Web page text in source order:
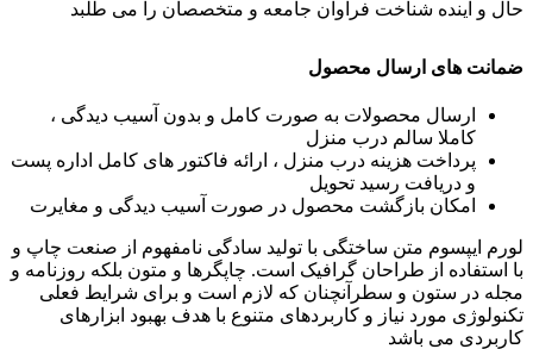
حال و آینده شناخت فراوان جامعه و متخصصان را می طلبد
ضمانت های ارسال محصول
ارسال محصولات به صورت کامل و بدون آسیب دیدگی ،
کاملا سالم درب منزل
پرداخت هزینه درب منزل ، ارائه فاکتور های کامل اداره پست
و دریافت رسید تحویل
امکان بازگشت محصول در صورت آسیب دیدگی و مغایرت
لورم ایپسوم متن ساختگی با تولید سادگی نامفهوم از صنعت چاپ و
با استفاده از طراحان گرافیک است. چاپگرها و متون بلکه روزنامه و
مجله در ستون و سطرآنچنان که لازم است و برای شرایط فعلی
تکنولوژی مورد نیاز و کاربردهای متنوع با هدف بهبود ابزارهای
کاربردی می باشد